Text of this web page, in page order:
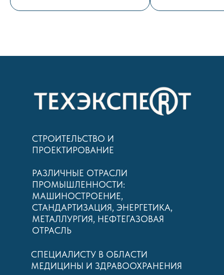
СТРОИТЕЛЬСТВО И
ПРОЕКТИРОВАНИЕ
РАЗЛИЧНЫЕ ОТРАСЛИ
ПРОМЫШЛЕННОСТИ:
МАШИНОСТРОЕНИЕ,
СТАНДАРТИЗАЦИЯ, ЭНЕРГЕТИКА,
МЕТАЛЛУРГИЯ, НЕФТЕГАЗОВАЯ
ОТРАСЛЬ
СПЕЦИАЛИСТУ В ОБЛАСТИ
МЕДИЦИНЫ И ЗДРАВООХРАНЕНИЯ